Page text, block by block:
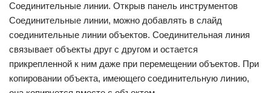
Соединительные линии. Открыв панель инструментов
Соединительные линии, можно добавлять в слайд
соединительные линии объектов. Соединительная линия
связывает объекты друг с другом и остается
прикрепленной к ним даже при перемещении объектов. При
копировании объекта, имеющего соединительную линию,